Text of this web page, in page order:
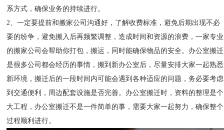
系方式，确保业务的持续进行。
2、一定要提前和搬家公司沟通好，了解收费标准，避免后期出现不必
要的纷争，避免搬入后再频繁调整，造成时间和资源的浪费，一家专业
的搬家公司会帮助你打包，搬运，同时能确保物品的安全。办公室搬迁
是很多公司都会经历的事情，搬到新办公室后，尽量安排大家一起熟悉
新环境，搬迁后的一段时间内可能会遇到各种适应的问题，务必要考虑
到交通便利，周边配套设施是否完善。办公室搬迁时，资料的整理是个
大工程，办公室搬迁不是一件简单的事，需要大家一起努力，确保整个
过程顺利进行。